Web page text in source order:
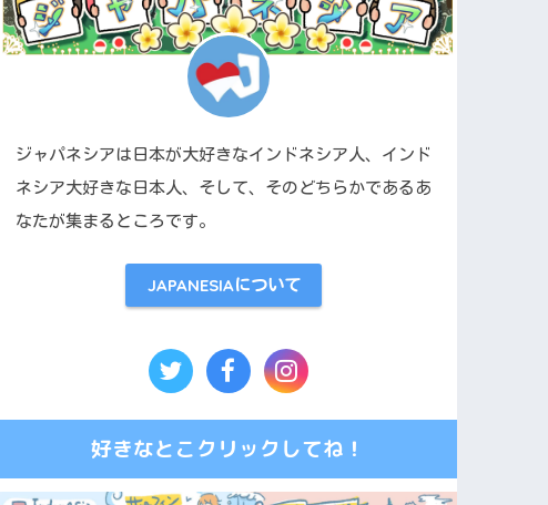
ジャパネシアは日本が大好きなインドネシア人、インド
ネシア大好きな日本人、そして、そのどちらかであるあ
なたが集まるところです。
JAPANESIAについて
好きなとこクリックしてね！